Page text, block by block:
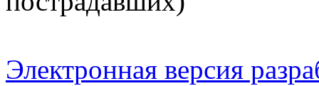
Электронная версия